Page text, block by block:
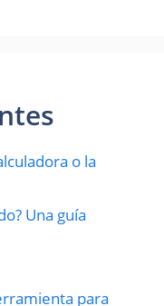
o la
Una guía
para